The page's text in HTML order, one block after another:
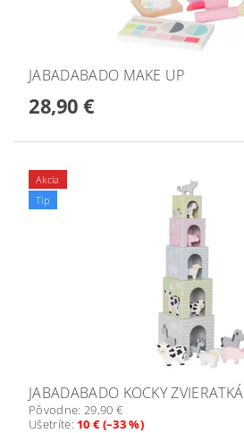
JABADABADO MAKE UP
28,90 €
Akcia
Tip
JABADABADO KOCKY ZVIERATKÁ
Pôvodne: 29,90 €
Ušetríte: 10 € (–33 %)